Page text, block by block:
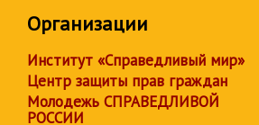
Организации
Институт «Справедливый мир»
Центр защиты прав граждан
Молодежь СПРАВЕДЛИВОЙ
РОССИИ